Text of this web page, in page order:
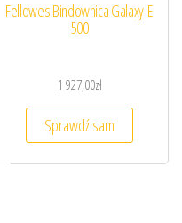
Fellowes Bindownica Galaxy-E
500
1 927,00zł
Sprawdź sam